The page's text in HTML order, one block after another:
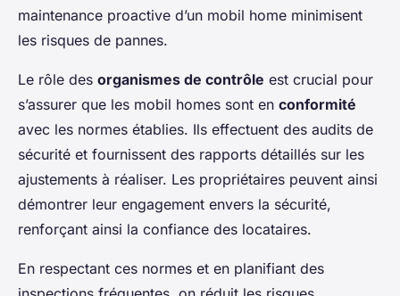
maintenance proactive d’un mobil home minimisent
les risques de pannes.
Le rôle des organismes de contrôle est crucial pour
s’assurer que les mobil homes sont en conformité
avec les normes établies. Ils effectuent des audits de
sécurité et fournissent des rapports détaillés sur les
ajustements à réaliser. Les propriétaires peuvent ainsi
démontrer leur engagement envers la sécurité,
renforçant ainsi la confiance des locataires.
En respectant ces normes et en planifiant des